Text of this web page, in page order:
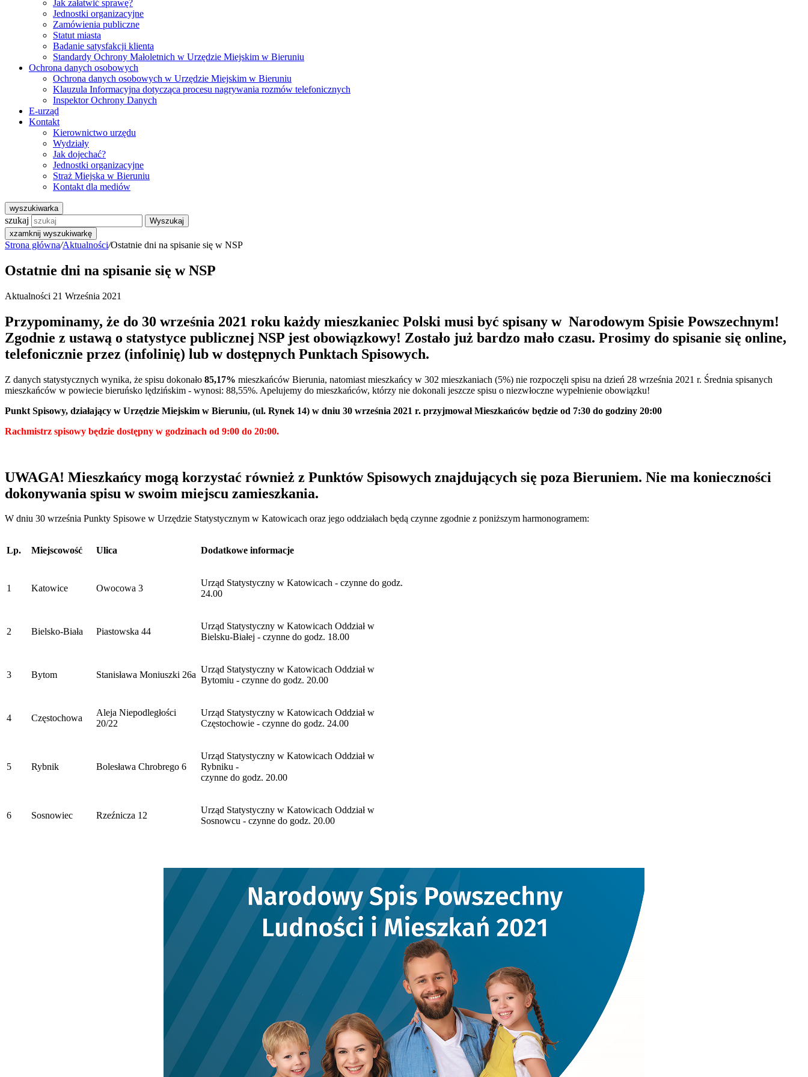
Jak załatwić sprawę?
Jednostki organizacyjne
Zamówienia publiczne
Statut miasta
Badanie satysfakcji klienta
Standardy Ochrony Małoletnich w Urzędzie Miejskim w Bieruniu
Ochrona danych osobowych
Ochrona danych osobowych w Urzędzie Miejskim w Bieruniu
Klauzula Informacyjna dotycząca procesu nagrywania rozmów telefonicznych
Inspektor Ochrony Danych
E-urząd
Kontakt
Kierownictwo urzędu
Wydziały
Jak dojechać?
Jednostki organizacyjne
Straż Miejska w Bieruniu
Kontakt dla mediów
wyszukiwarka
szukaj
Wyszukaj
xzamknij wyszukiwarkę
Strona główna/Aktualności/Ostatnie dni na spisanie się w NSP
Ostatnie dni na spisanie się w NSP
Aktualności 21 Września 2021
Przypominamy, że do 30 września 2021 roku każdy mieszkaniec Polski musi być spisany w Narodowym Spisie Powszechnym!
Zgodnie z ustawą o statystyce publicznej NSP jest obowiązkowy! Zostało już bardzo mało czasu. Prosimy do spisanie się online,
telefonicznie przez (infolinię) lub w dostępnych Punktach Spisowych.
Z danych statystycznych wynika, że spisu dokonało 85,17% mieszkańców Bierunia, natomiast mieszkańcy w 302 mieszkaniach (5%) nie rozpoczęli spisu na dzień 28 września 2021 r. Średnia spisanych
mieszkańców w powiecie bieruńsko lędzińskim - wynosi: 88,55%. Apelujemy do mieszkańców, którzy nie dokonali jeszcze spisu o niezwłoczne wypełnienie obowiązku!
Punkt Spisowy, działający w Urzędzie Miejskim w Bieruniu, (ul. Rynek 14) w dniu 30 września 2021 r. przyjmował Mieszkańców będzie od 7:30 do godziny 20:00
Rachmistrz spisowy będzie dostępny w godzinach od 9:00 do 20:00.
UWAGA! Mieszkańcy mogą korzystać również z Punktów Spisowych znajdujących się poza Bieruniem. Nie ma konieczności
dokonywania spisu w swoim miejscu zamieszkania.
W dniu 30 września Punkty Spisowe w Urzędzie Statystycznym w Katowicach oraz jego oddziałach będą czynne zgodnie z poniższym harmonogramem:
Lp. Miejscowość Ulica Dodatkowe informacje
1 Katowice Owocowa 3
Urząd Statystyczny w Katowicach - czynne do godz.
24.00
2 Bielsko-Biała Piastowska 44
Urząd Statystyczny w Katowicach Oddział w
Bielsku-Białej - czynne do godz. 18.00
3 Bytom Stanisława Moniuszki 26a
Urząd Statystyczny w Katowicach Oddział w
Bytomiu - czynne do godz. 20.00
4 Częstochowa
Aleja Niepodległości
20/22
Urząd Statystyczny w Katowicach Oddział w
Częstochowie - czynne do godz. 24.00
5 Rybnik Bolesława Chrobrego 6
Urząd Statystyczny w Katowicach Oddział w
Rybniku -
czynne do godz. 20.00
6 Sosnowiec Rzeźnicza 12
Urząd Statystyczny w Katowicach Oddział w
Sosnowcu - czynne do godz. 20.00